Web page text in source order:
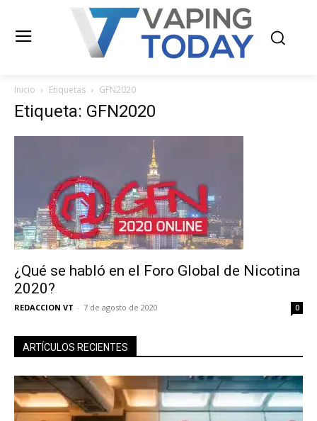
Inicio Etiquetas GFN2020
Etiqueta: GFN2020
¿Qué se habló en el Foro Global de Nicotina
2020?
REDACCION VT - 7 de agosto de 2020 0
ARTÍCULOS RECIENTES